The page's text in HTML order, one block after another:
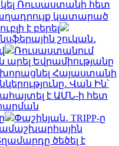
Ռուսաստանի հետ
կատարած
է բերել
շուկան․
Ռուսաստանում
Եվրամիությանը
Հայաստանի
Վան Ին՝
է ԱՄՆ-ի հետ
Փաշինյան․ TRIPP-ը
ծեծել է